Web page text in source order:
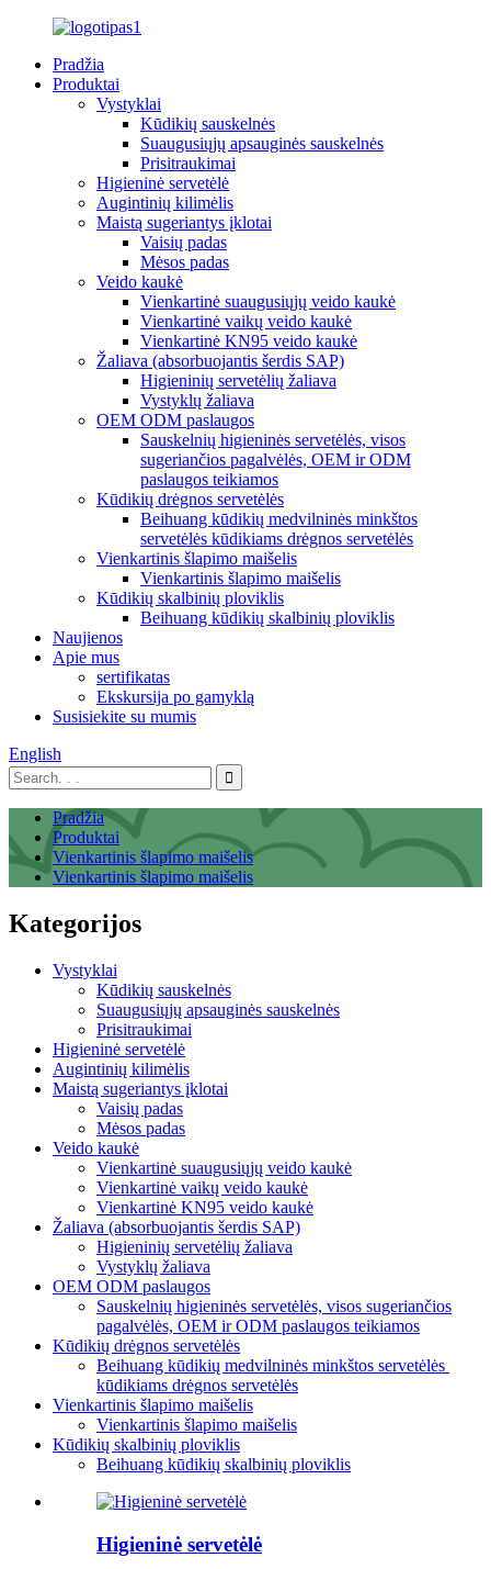
Pradžia
Produktai
Vystyklai
Kūdikių sauskelnės
Suaugusiųjų apsauginės sauskelnės
Prisitraukimai
Higieninė servetėlė
Augintinių kilimėlis
Maistą sugeriantys įklotai
Vaisių padas
Mėsos padas
Veido kaukė
Vienkartinė suaugusiųjų veido kaukė
Vienkartinė vaikų veido kaukė
Vienkartinė KN95 veido kaukė
Žaliava (absorbuojantis šerdis SAP)
Higieninių servetėlių žaliava
Vystyklų žaliava
OEM ODM paslaugos
Sauskelnių higieninės servetėlės, visos
sugeriančios pagalvėlės, OEM ir ODM
paslaugos teikiamos
Kūdikių drėgnos servetėlės
Beihuang kūdikių medvilninės minkštos
servetėlės ​​kūdikiams drėgnos servetėlės
Vienkartinis šlapimo maišelis
Vienkartinis šlapimo maišelis
Kūdikių skalbinių ploviklis
Beihuang kūdikių skalbinių ploviklis
Naujienos
Apie mus
sertifikatas
Ekskursija po gamyklą
Susisiekite su mumis
English
Pradžia
Produktai
Vienkartinis šlapimo maišelis
Vienkartinis šlapimo maišelis
Kategorijos
Vystyklai
Kūdikių sauskelnės
Suaugusiųjų apsauginės sauskelnės
Prisitraukimai
Higieninė servetėlė
Augintinių kilimėlis
Maistą sugeriantys įklotai
Vaisių padas
Mėsos padas
Veido kaukė
Vienkartinė suaugusiųjų veido kaukė
Vienkartinė vaikų veido kaukė
Vienkartinė KN95 veido kaukė
Žaliava (absorbuojantis šerdis SAP)
Higieninių servetėlių žaliava
Vystyklų žaliava
OEM ODM paslaugos
Sauskelnių higieninės servetėlės, visos sugeriančios
pagalvėlės, OEM ir ODM paslaugos teikiamos
Kūdikių drėgnos servetėlės
Beihuang kūdikių medvilninės minkštos servetėlės ​​
kūdikiams drėgnos servetėlės
Vienkartinis šlapimo maišelis
Vienkartinis šlapimo maišelis
Kūdikių skalbinių ploviklis
Beihuang kūdikių skalbinių ploviklis
Higieninė servetėlė